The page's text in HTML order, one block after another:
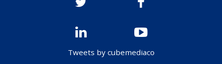
Tweets by cubemediaco